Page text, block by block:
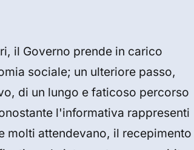
il Governo prende in carico
sociale; un ulteriore passo,
di un lungo e faticoso percorso
l'informativa rappresenti
molti attendevano, il recepimento